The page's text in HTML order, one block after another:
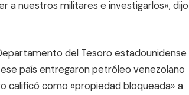
a nuestros militares e investigarlos», dijo
del Tesoro estadounidense
país entregaron petróleo venezolano
calificó como «propiedad bloqueada» a